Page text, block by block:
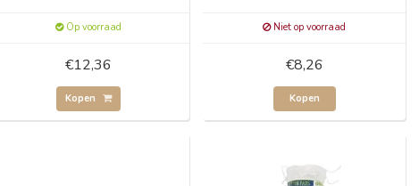
Op voorraad
€12,36
Kopen
Niet op voorraad
€8,26
Kopen